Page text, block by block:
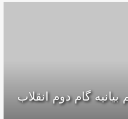
گام دوم انقلاب